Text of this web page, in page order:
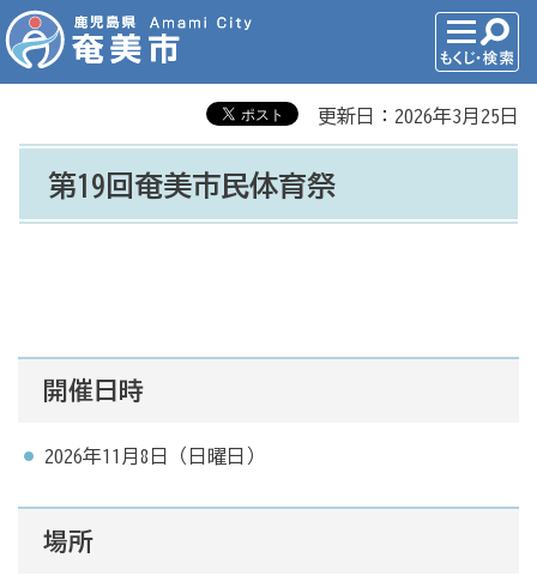
更新日：2026年3月25日
第19回奄美市民体育祭
開催日時
2026年11月8日（日曜日）
場所